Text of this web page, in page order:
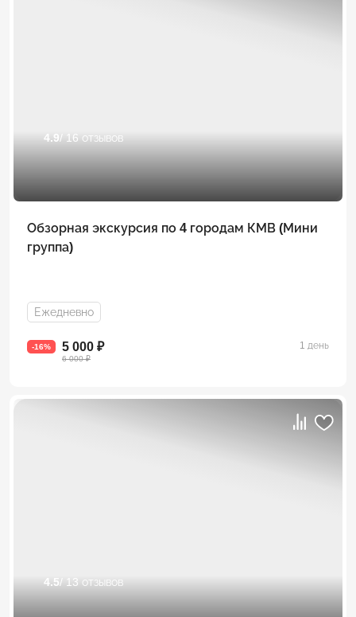
4.9 / 16 отзывов
Обзорная экскурсия по 4 городам КМВ (Мини
группа)
Ежедневно
-16% 5 000 ₽
6 000 ₽
1 день
4.5/ 13 отзывов